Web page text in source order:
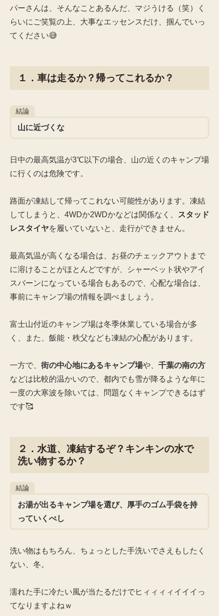
パーさんは、そんなことあるんだ、マジうける（笑）く
らいにご笑覧の上、大事なエッセンスだけ、掴んでいっ
てください😅
１．車は走るか？帰ってこれるか？
結論
山に近づくな
日中の最高気温が3℃以下の場合、山の近くのキャンプ場
に行くのは危険です。
路面が凍結して帰ってこれない可能性があります。凍結
してしまうと、4WDか2WDかなどは関係なく、
スタッド
レスタイヤを履いていないと、走行ができません。
最高気温が高くなる場合は、お昼のチェックアウトまで
に溶けることがほとんどですが、シャーベット状やアイ
スバーンになっている場合もあるので、心配な場合は、
事前にキャンプ場の情報を調べましょう。
富士山付近のキャンプ場は冬季休業している場合が多
く、また、飯能・秩父なども凍結の心配があります。
一方で、 街の中心地にあるキャンプ場や、 千葉の南の方
などは比較的温かいので、都内でも雪が降るような年に
一度の大寒波を除いては、問題なくキャンプできるはず
です🥰
２．水道、凍結するぞ？キンキンの水で
洗い物するか？
結論
お湯が出るキャンプ場を選び、厚手のゴム手袋を持
っていくべし
洗い物はもちろん、ちょっとした手洗いでさえもしたく
ない、冬。
濡れた手に冷たい風が当たるだけでヒィィィィイイイっ
てなりますよねｗ